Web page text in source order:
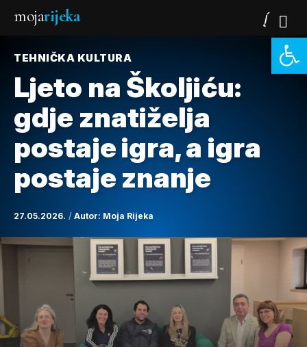
mojarijeka
TEHNIČKA KULTURA
Ljeto na Školjiću:
gdje znatiželja
postaje igra, a igra
postaje znanje
27.05.2026. Autor: Moja Rijeka